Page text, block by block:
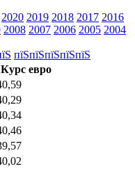
2020 2019 2018 2017 2016
2008 2007 2006 2005 2004
пїЅпїЅпїЅпїЅпїЅ
Курс евро